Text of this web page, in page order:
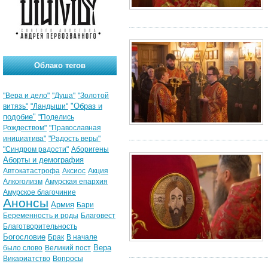
Облако тегов
"Вера и дело" "Душа" "Золотой
витязь" "Ландыши" "Образ и
подобие" "Поделись
Рождеством" "Православная
инициатива" "Радость веры"
"Синдром радости" Аборигены
Аборты и демография
Автокатастрофа Аксиос Акция
Алкоголизм Амурская епархия
Амурское благочиние
Анонсы Армия Бари
Беременность и роды Благовест
Благотворительность
Богословие Брак В начале
было слово Великий пост Вера
Викариатство Вопросы